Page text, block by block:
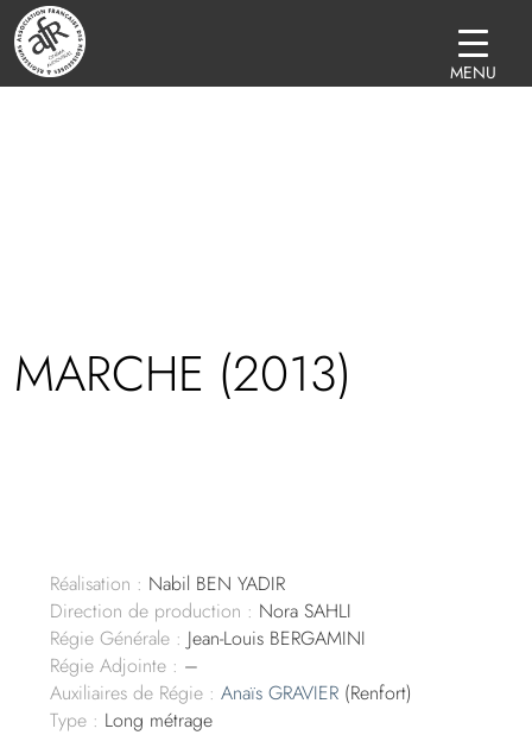
(2013)
Réalisation : Nabil BEN YADIR
Direction de production : Nora SAHLI
Régie Générale : Jean-Louis BERGAMINI
Régie Adjointe : –
Auxiliaires de Régie : Anaïs GRAVIER (Renfort)
Type : Long métrage
MENU